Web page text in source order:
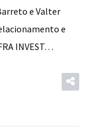
e Valter
e
INVEST…